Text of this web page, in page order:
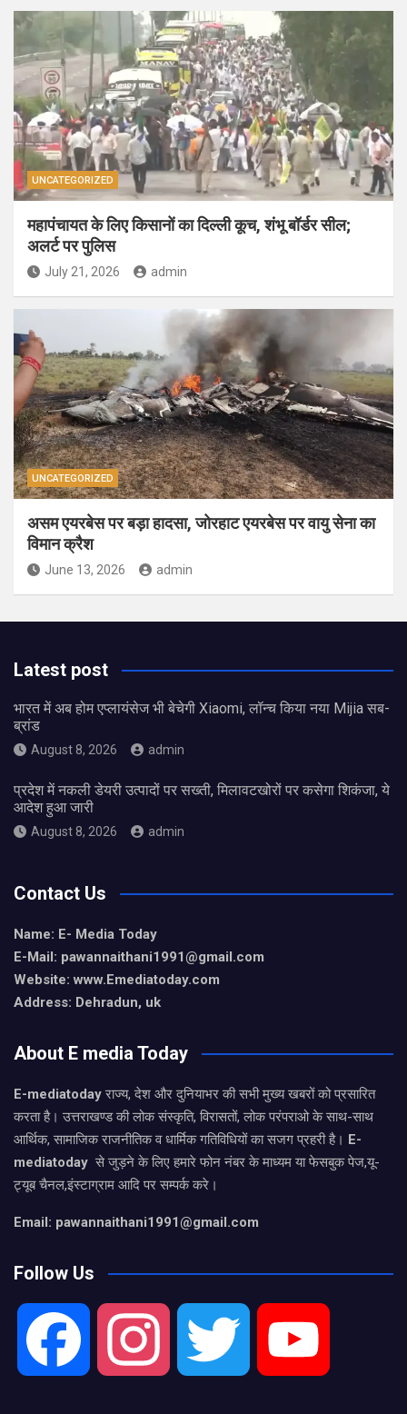
UNCATEGORIZED
महापंचायत के लिए किसानों का दिल्ली कूच, शंभू बॉर्डर सील;
अलर्ट पर पुलिस
July 21, 2026 admin
UNCATEGORIZED
असम एयरबेस पर बड़ा हादसा, जोरहाट एयरबेस पर वायु सेना का
विमान क्रैश
June 13, 2026 admin
Latest post
भारत में अब होम एप्लायंसेज भी बेचेगी Xiaomi, लॉन्च किया नया Mijia सब-
ब्रांड
August 8, 2026 admin
प्रदेश में नकली डेयरी उत्पादों पर सख्ती, मिलावटखोरों पर कसेगा शिकंजा, ये
आदेश हुआ जारी
August 8, 2026 admin
Contact Us
Name: E- Media Today
E-Mail: pawannaithani1991@gmail.com
Website: www.Emediatoday.com
Address: Dehradun, uk
About E media Today
E-mediatodayराज्य, देश और दुनियाभर की सभी मुख्य खबरों को प्रसारित
करता है। उत्तराखण्ड की लोक संस्कृति, विरासतों, लोक परंपराओ के साथ-साथ
आर्थिक, सामाजिक राजनीतिक व धार्मिक गतिविधियों का सजग प्रहरी है। E-
mediatoday से जुड़ने के लिए हमारे फोन नंबर के माध्यम या फेसबुक पेज,यू-
ट्यूब चैनल,इंस्टाग्राम आदि पर सम्पर्क करे।
Email: pawannaithani1991@gmail.com
Follow Us